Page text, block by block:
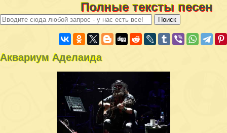
Полные тексты песен
Аквариум Аделаида